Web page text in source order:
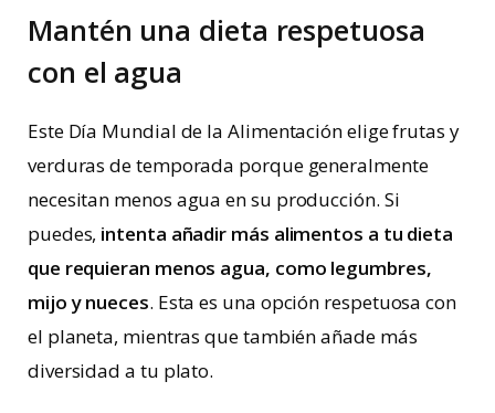
Mantén una dieta respetuosa
con el agua
Este Día Mundial de la Alimentación elige frutas y
verduras de temporada porque generalmente
necesitan menos agua en su producción. Si
puedes, intenta añadir más alimentos a tu dieta
que requieran menos agua, como legumbres,
mijo y nueces. Esta es una opción respetuosa con
el planeta, mientras que también añade más
diversidad a tu plato.